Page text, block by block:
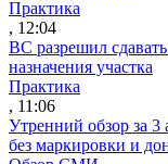
Практика
, 12:04
ВС разрешил
назначения участка
Практика
, 11:06
Утренний обзор за 3
без маркировки и